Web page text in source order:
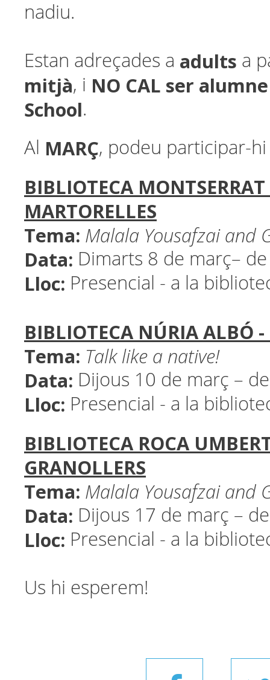
nadiu.
Estan adreçades a adults a
mitjà, i NO CAL ser
School.
Al MARÇ, podeu participar-hi
BIBLIOTECA
MARTORELLES
Tema: Malala Yousafzaiand
Data: Dimarts 8 de març–
Lloc: Presencial - a la
BIBLIOTECA NÚRIA ALBÓ -
Tema: Talk like a native!
Data: Dijous 10 de març –
Lloc: Presencial - a la
BIBLIOTECA ROCA
GRANOLLERS
Tema: Malala Yousafzai and
Data: Dijous 17 de març –
Lloc: Presencial - a la
Us hi esperem!